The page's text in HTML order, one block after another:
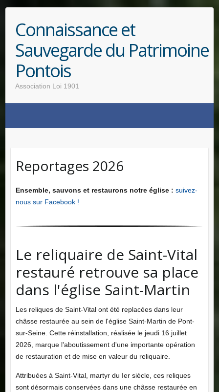
Connaissance et
Sauvegarde du Patrimoine
Pontois
Association Loi 1901
Reportages 2026
Ensemble, sauvons et restaurons notre église : suivez-
nous sur Facebook !
Le reliquaire de Saint-Vital
restauré retrouve sa place
dans l'église Saint-Martin
Les reliques de Saint-Vital ont été replacées dans leur
châsse restaurée au sein de l'église Saint-Martin de Pont-
sur-Seine. Cette réinstallation, réalisée le jeudi 16 juillet
2026, marque l'aboutissement d'une importante opération
de restauration et de mise en valeur du reliquaire.
Attribuées à Saint-Vital, martyr du Ier siècle, ces reliques
sont désormais conservées dans une châsse restaurée en